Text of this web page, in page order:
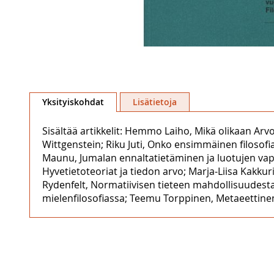
to
the
images
gallery
Yksityiskohdat
Sisältää artikkelit: Hemmo Laiho, Mikä olikaan
Wittgenstein; Riku Juti, Onko ensimmäinen
Maunu, Jumalan ennaltatietäminen ja luotujen
Hyvetietoteoriat ja tiedon arvo; Marja-Liisa
Rydenfelt, Normatiivisen tieteen
mielenfilosofiassa; Teemu Torppinen,
Lisätietoja